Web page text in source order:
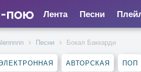
Лента Песни
Песни Бокал Баккарди
АВТОРСКАЯ ПОП